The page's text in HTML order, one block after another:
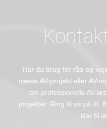
Har du brug for råd og
næste AV-projekt eller AV-
om professionelle AV-
projekter. Ring til os på tlf.
klar til